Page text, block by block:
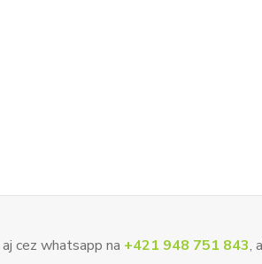
cez whatsapp na +421 948 751 843,